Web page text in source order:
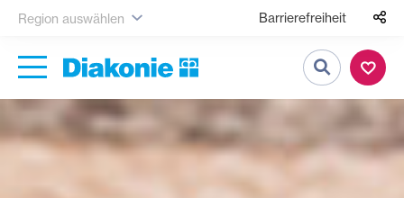
Region auswählen Barrierefreiheit
Suche